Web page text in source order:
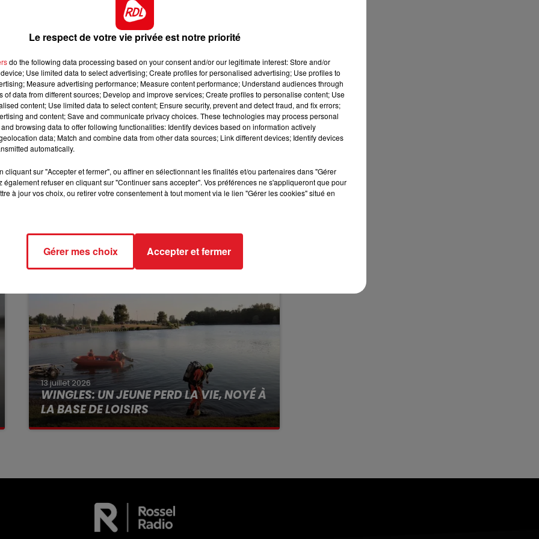
7h00 - 10h00
DEBOUT C'EST L'HEURE
ses meilleures performances cet hiver sur cette
il devrait se retrouver
quintés, elle donne le meilleur d'elle-même le plus
sur une piste qu'il apprécie. Baissé au poids, il
catégorie, pourtant il avait montré de la qualité
il a gagné son quinté en mai à St-Cloud. Une
c'est un Fabre.
des pistes :
13 juillet 2026
WINGLES: UN JEUNE PERD LA VIE, NOYÉ À
LA BASE DE LOISIRS
La victime a coulé à pic
Le respect de votre vie privée est notre priorité
do the following data processing based on your consent and/or our legitimate interest: Store and/or
Use limited data to select advertising; Create profiles for personalised advertising; Use profiles to
Measure advertising performance; Measure content performance; Understand audiences through
of data from different sources; Develop and improve services; Create profiles to personalise content; Use
content; Use limited data to select content; Ensure security, prevent and detect fraud, and fix errors;
and content; Save and communicate privacy choices. These technologies may process personal
browsing data to offer following functionalities: Identify devices based on information actively
data; Match and combine data from other data sources; Link different devices; Identify devices
automatically.
cliquant sur "Accepter et fermer", ou affiner en sélectionnant les finalités et/ou partenaires dans "Gérer
également refuser en cliquant sur "Continuer sans accepter". Vos préférences ne s'appliqueront que pour
à jour vos choix, ou retirer votre consentement à tout moment via le lien "Gérer les cookies" situé en
Gérer mes choix Accepter et fermer